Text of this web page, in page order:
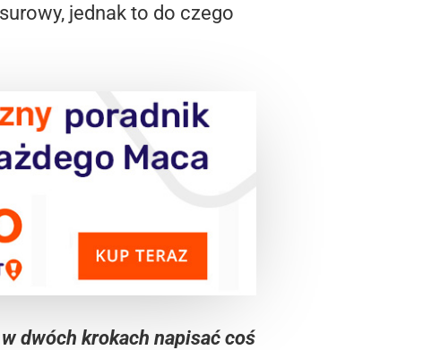
jednak to do czego
dwóch krokach napisać coś